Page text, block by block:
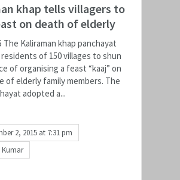
khap tells villagers to
on death of elderly
The Kaliraman khap panchayat
of 150 villages to shun
of organising a feast “kaaj” on
of elderly family members. The
adopted a...
2, 2015 at 7:31 pm